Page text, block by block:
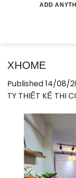
ADD
XHOME
Published14/08/
TY THIẾT KẾ THI